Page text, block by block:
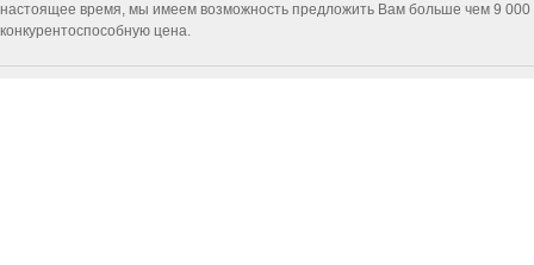
настоящее время, мы имеем возможность предложить Вам больше чем 9 000
конкурентоспособную цена.